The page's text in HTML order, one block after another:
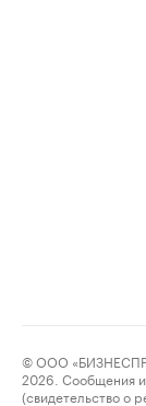
© ООО
2026. Сообщения и
(свидетельство о